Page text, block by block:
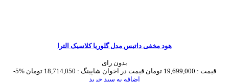
هود مخفی داتیس مدل گلوریا کلاسیک الترا
بدون رای
-5%
قیمت : 19,699,000 تومان قیمت در اخوان شاپینگ : 18,714,050 تومان
اضافه به سبد خرید